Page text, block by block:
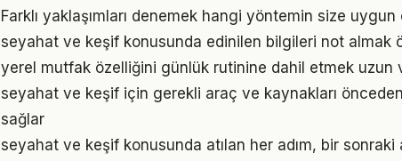
Farklı yaklaşımları denemek hangi yöntemin size uygun
seyahat ve keşif konusunda edinilen bilgileri not almak
yerel mutfak özelliğini günlük rutinine dahil etmek uzun
seyahat ve keşif için gerekli araç ve kaynakları
sağlar
seyahat ve keşif konusunda atılan her adım, bir sonraki